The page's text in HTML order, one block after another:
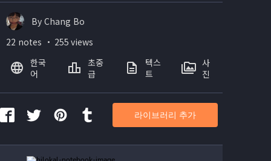
By Chang Bo
22 notes ・ 255 views
한국
어
초중
급
텍스
트
사
진
라이브러리 추가